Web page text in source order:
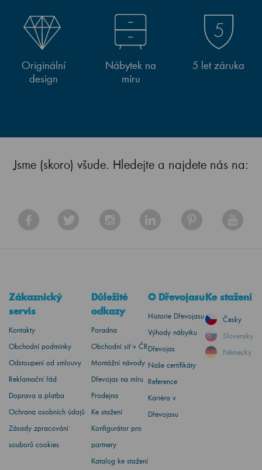
Originální
design
Nábytek na
míru
5 let záruka
Jsme (skoro) všude. Hledejte a najdete nás na:
Zákaznický
servis
Kontakty
Obchodní podmínky
Odstoupení od smlouvy
Reklamační řád
Doprava a platba
Ochrana osobních údajů
Zásady zpracování
souborů cookies
Důležité
odkazy
Poradna
Obchodní síť v ČR
Montážní návody
Dřevojas na míru
Prodejna
Ke stažení
Konfigurátor pro
partnery
Katalog ke stažení
O Dřevojasu
Historie Dřevojasu
Výhody nábytku
Dřevojas
Naše certifikáty
Reference
Kariéra v
Dřevojasu
Ke stažení
Česky
Slovensky
Německy